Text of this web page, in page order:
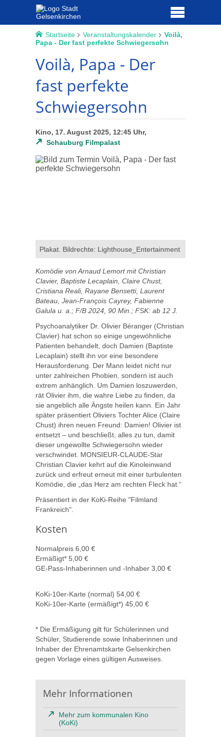
Startseite Veranstaltungskalender
Voilà,
Papa - Der fast perfekte Schwiegersohn
Voilà, Papa - Der
fast perfekte
Schwiegersohn
Kino, 17. August 2025, 12:45 Uhr,
Schauburg Filmpalast
Plakat. Bildrechte: Lighthouse_Entertainment
Komödie von Arnaud Lemort mit Christian
Clavier, Baptiste Lecaplain, Claire Chust,
Cristiana Reali, Rayane Bensetti, Laurent
Bateau, Jean-François Cayrey, Fabienne
Galula u. a.; F/B 2024, 90 Min.; FSK: ab 12 J.
Psychoanalytiker Dr. Olivier Béranger (Christian
Clavier) hat schon so einige ungewöhnliche
Patienten behandelt, doch Damien (Baptiste
Lecaplain) stellt ihn vor eine besondere
Herausforderung. Der Mann leidet nicht nur
unter zahlreichen Phobien, sondern ist auch
extrem anhänglich. Um Damien loszuwerden,
rät Olivier ihm, die wahre Liebe zu finden, da
sie angeblich alle Ängste heilen kann. Ein Jahr
später präsentiert Oliviers Tochter Alice (Claire
Chust) ihren neuen Freund: Damien! Olivier ist
entsetzt – und beschließt, alles zu tun, damit
dieser ungewollte Schwiegersohn wieder
verschwindet. MONSIEUR-CLAUDE-Star
Christian Clavier kehrt auf die Kinoleinwand
zurück und erfreut erneut mit einer turbulenten
Komödie, die „das Herz am rechten Fleck hat.“
Präsentiert in der KoKi-Reihe "Filmland
Frankreich".
Kosten
Normalpreis 6,00 €
Ermäßigt* 5,00 €
GE-Pass-Inhaberinnen und -Inhaber 3,00 €
KoKi-10er-Karte (normal) 54,00 €
KoKi-10er-Karte (ermäßigt*) 45,00 €
* Die Ermäßigung gilt für Schülerinnen und
Schüler, Studierende sowie Inhaberinnen und
Inhaber der Ehrenamtskarte Gelsenkirchen
gegen Vorlage eines gültigen Ausweises.
Mehr Informationen
Mehr zum kommunalen Kino
(KoKi)